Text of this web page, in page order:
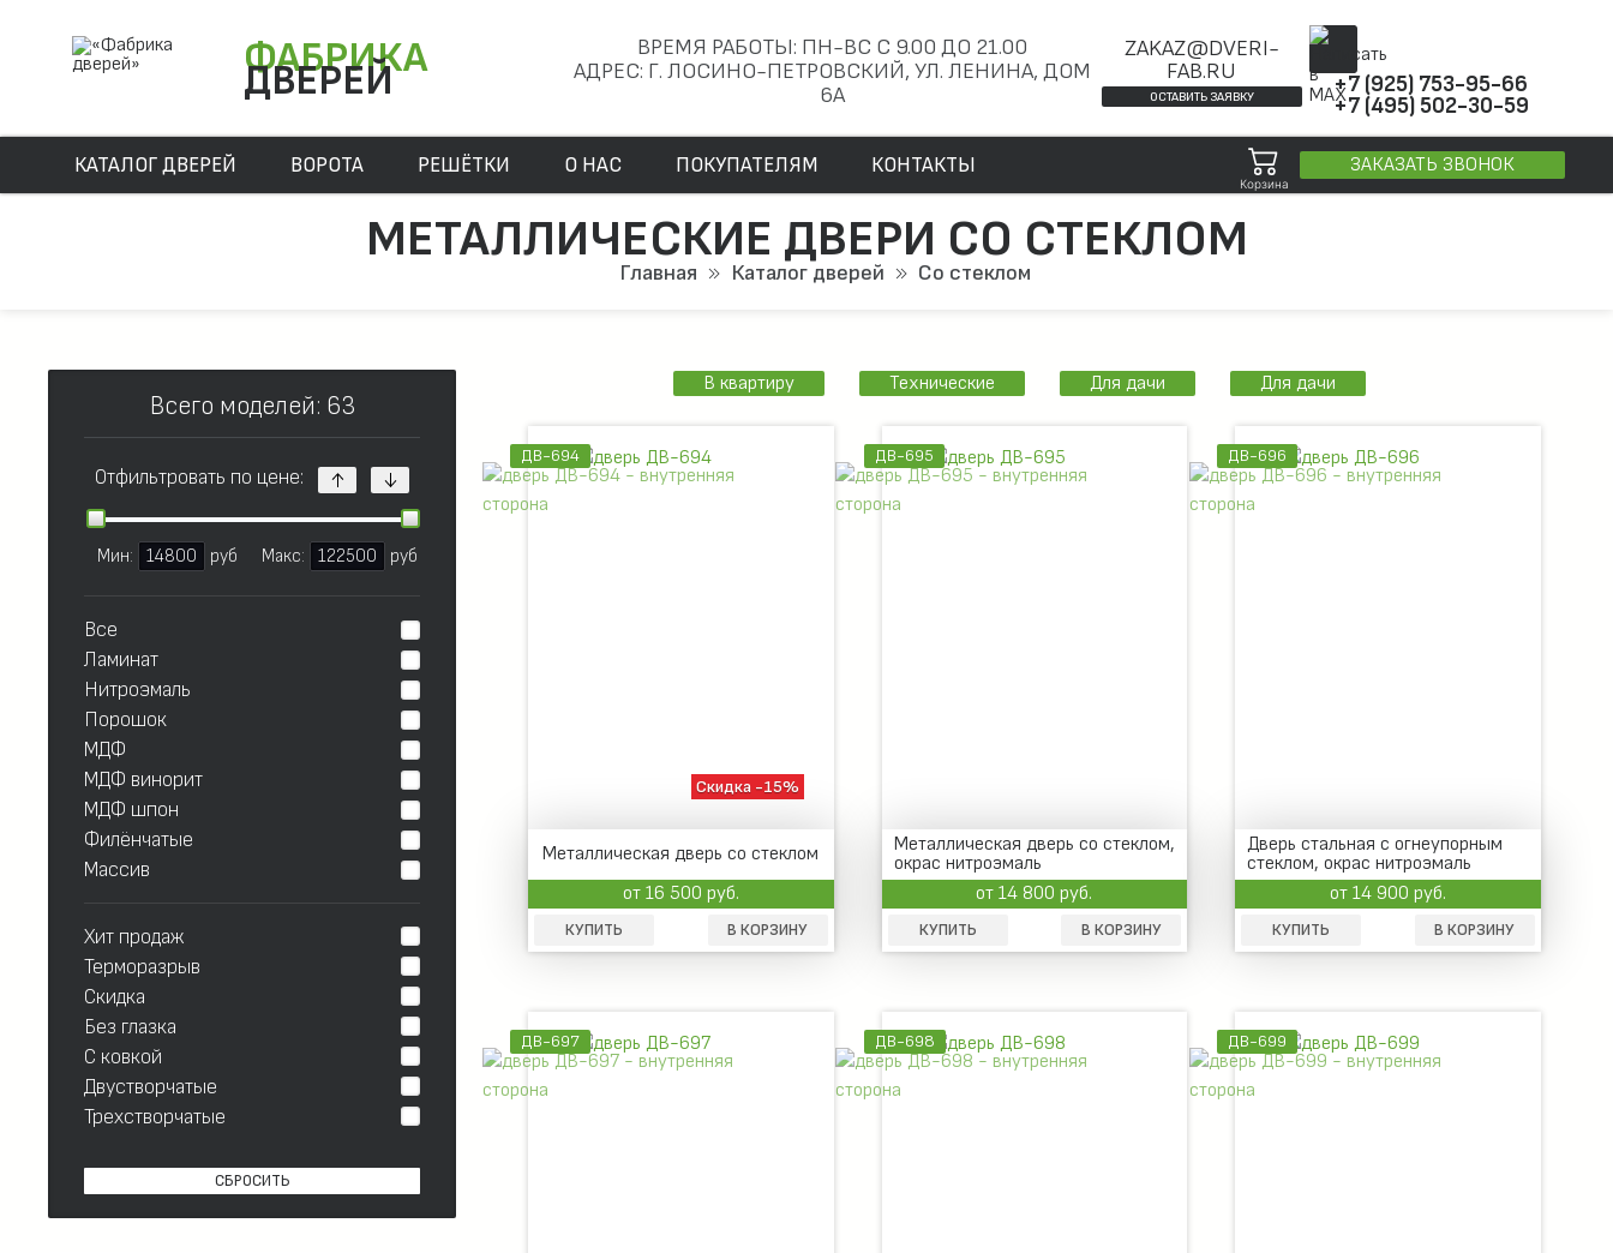
ФАБРИКА
ДВЕРЕЙ
ВРЕМЯ РАБОТЫ: ПН-ВС С 9.00 ДО 21.00
АДРЕС: Г. ЛОСИНО-ПЕТРОВСКИЙ, УЛ. ЛЕНИНА, ДОМ
6А
ZAKAZ@DVERI-
FAB.RU
ОСТАВИТЬ ЗАЯВКУ +7 (925) 753-95-66
+7 (495) 502-30-59
КАТАЛОГ ДВЕРЕЙ ВОРОТА РЕШЁТКИ О НАС ПОКУПАТЕЛЯМ КОНТАКТЫ
Корзина
ЗАКАЗАТЬ ЗВОНОК
МЕТАЛЛИЧЕСКИЕ ДВЕРИ СО СТЕКЛОМ
Главная Каталог дверей Со стеклом
Всего моделей: 63
Отфильтровать по цене:
Мин: 14800 руб Макс: 122500 руб
Все
Ламинат
Нитроэмаль
Порошок
МДФ
МДФ винорит
МДФ шпон
Филёнчатые
Массив
Хит продаж
Терморазрыв
Скидка
Без глазка
С ковкой
Двустворчатые
Трехстворчатые
СБРОСИТЬ
В квартиру Технические Для дачи Для дачи
ДВ-694
Скидка -15%
Металлическая дверь со стеклом
от 16 500 руб.
КУПИТЬ В КОРЗИНУ
ДВ-695
Металлическая дверь со стеклом,
окрас нитроэмаль
от 14 800 руб.
КУПИТЬ В КОРЗИНУ
ДВ-696
Дверь стальная с огнеупорным
стеклом, окрас нитроэмаль
от 14 900 руб.
КУПИТЬ В КОРЗИНУ
ДВ-697 ДВ-698 ДВ-699